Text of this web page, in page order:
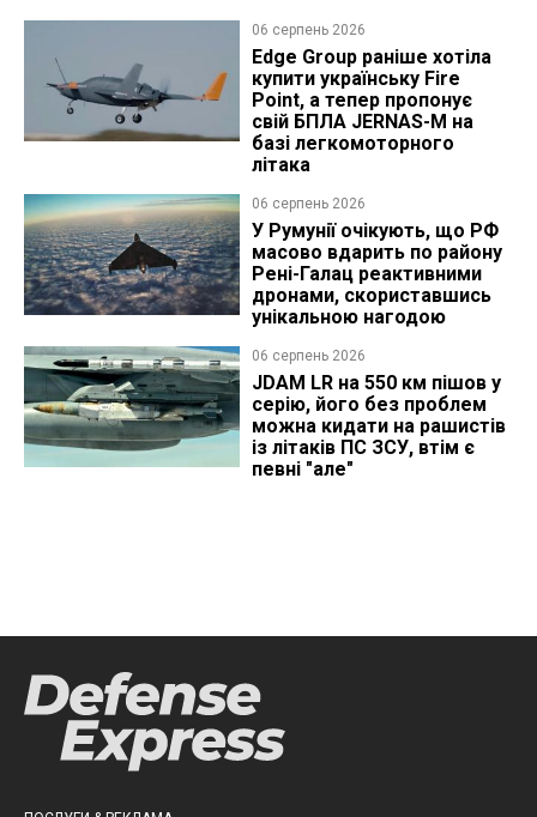
06 серпень 2026
Edge Group раніше хотіла
купити українську Fire
Point, а тепер пропонує
свій БПЛА JERNAS-M на
базі легкомоторного
літака
06 серпень 2026
У Румунії очікують, що РФ
масово вдарить по району
Рені-Галац реактивними
дронами, скориставшись
унікальною нагодою
06 серпень 2026
JDAM LR на 550 км пішов у
серію, його без проблем
можна кидати на рашистів
із літаків ПС ЗСУ, втім є
певні "але"